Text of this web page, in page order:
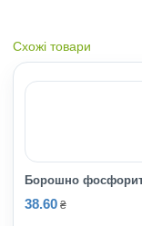
Схожі товари
Борошно
38.60 ₴